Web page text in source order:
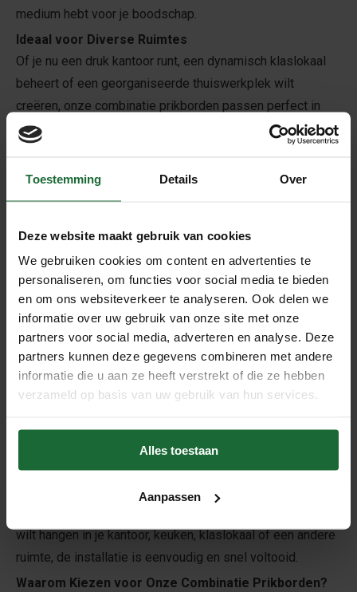
Toestemming Details Over
Deze website maakt gebruik van cookies
We gebruiken cookies om content en advertenties te
personaliseren, om functies voor social media te bieden
en om ons websiteverkeer te analyseren. Ook delen we
informatie over uw gebruik van onze site met onze
partners voor social media, adverteren en analyse. Deze
partners kunnen deze gegevens combineren met andere
informatie die u aan ze heeft verstrekt of die ze hebben
verzameld op basis van uw gebruik van hun services.
Alles toestaan
Aanpassen
medium hebt voor je boodschap.
Ideaal voor Diverse Ruimtes
Of je nu een druk kantoor runt, een dynamisch klaslokaal
beheert of een georganiseerde thuiswerkplek wilt
creëren, onze combinatie prikborden passen perfect in
elke omgeving. Gebruik ze om belangrijke deadlines bij te
boodschappenlijstjes en familieberichten te delen, of
Hoogwaardige Materialen
Onze combinatie prikborden zijn gemaakt van
hoogwaardige materialen om duurzaamheid en langdurig
gebruik te garanderen. Het kurkgedeelte is stevig en
herbruikbaar, het magneetbord is sterk en betrouwbaar, het
whiteboard is glad en makkelijk schoon te maken, en het
krijtbord biedt een klassieke schrijfervaring. Deze
materialen zorgen ervoor dat het bord zijn functionaliteit
Eenvoudige Installatie
Elk combinatie prikbord wordt geleverd met alle
benodigde ophangmaterialen, zodat je het bord snel en
wilt hangen in je kantoor, keuken, klaslokaal of een andere
ruimte, de installatie is eenvoudig en snel voltooid.
Waarom Kiezen voor Onze Combinatie Prikborden?